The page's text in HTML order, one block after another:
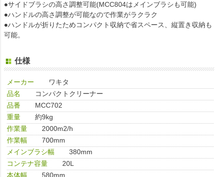
●サイドブラシの高さ調整可能(MCC804はメインブラシも可能)
●ハンドルの高さ調整が可能なので作業がラクラク
●ハンドルが折りたためコンパクト収納で省スペース、縦置き収納も
可能。
仕様
メーカー
ワキタ
品名
コンパクトクリーナー
品番
MCC702
重量
約9kg
作業量
2000m2/h
作業幅
700mm
メインブラシ幅
380mm
コンテナ容量
20L
本体幅
580mm